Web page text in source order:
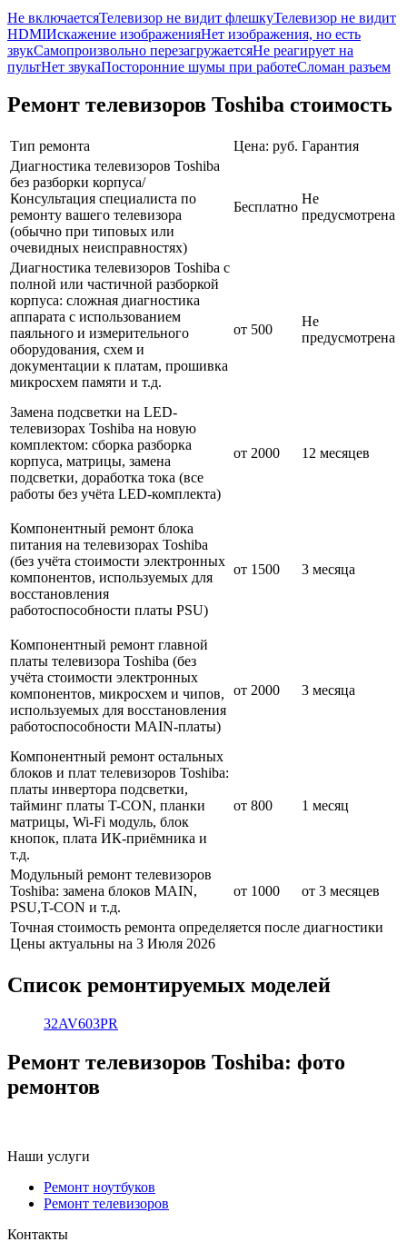
Не включаетсяТелевизор не видит флешкуТелевизор не видит
HDMIИскажение изображенияНет изображения, но есть
звукСамопроизвольно перезагружаетсяНе реагирует на
пультНет звукаПосторонние шумы при работеСломан разъем
Ремонт телевизоров Toshiba стоимость
Тип ремонта Цена: руб. Гарантия
Диагностика телевизоров Toshiba
без разборки корпуса/
Консультация специалиста по
ремонту вашего телевизора
(обычно при типовых или
очевидных неисправностях)
Бесплатно
Не
предусмотрена
Диагностика телевизоров Toshiba с
полной или частичной разборкой
корпуса: сложная диагностика
аппарата с использованием
паяльного и измерительного
оборудования, схем и
документации к платам, прошивка
микросхем памяти и т.д.
от 500
Не
предусмотрена
Замена подсветки на LED-
телевизорах Toshiba на новую
комплектом: сборка разборка
корпуса, матрицы, замена
подсветки, доработка тока (все
работы без учёта LED-комплекта)
от 2000 12 месяцев
Компонентный ремонт блока
питания на телевизорах Toshiba
(без учёта стоимости электронных
компонентов, используемых для
восстановления
работоспособности платы PSU)
от 1500 3 месяца
Компонентный ремонт главной
платы телевизора Toshiba (без
учёта стоимости электронных
компонентов, микросхем и чипов,
используемых для восстановления
работоспособности MAIN-платы)
от 2000 3 месяца
Компонентный ремонт остальных
блоков и плат телевизоров Toshiba:
платы инвертора подсветки,
тайминг платы T-CON, планки
матрицы, Wi-Fi модуль, блок
кнопок, плата ИК-приёмника и
т.д.
от 800 1 месяц
Модульный ремонт телевизоров
Toshiba: замена блоков MAIN,
PSU,T-CON и т.д.
от 1000 от 3 месяцев
Точная стоимость ремонта определяется после диагностики
Цены актуальны на 3 Июля 2026
Список ремонтируемых моделей
32AV603PR
Ремонт телевизоров Toshiba: фото
ремонтов
Наши услуги
Ремонт ноутбуков
Ремонт телевизоров
Контакты